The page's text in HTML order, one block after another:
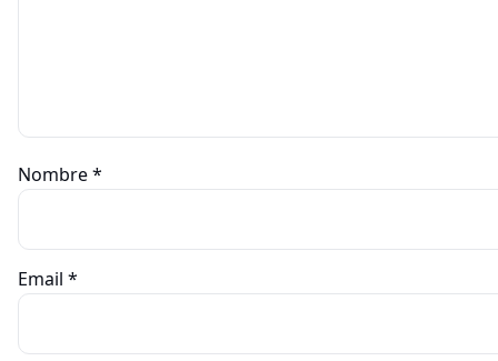
Nombre*
Email *